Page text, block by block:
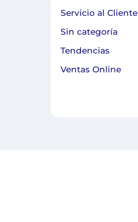
Servicio al Cliente
Sin categoría
Tendencias
Ventas Online